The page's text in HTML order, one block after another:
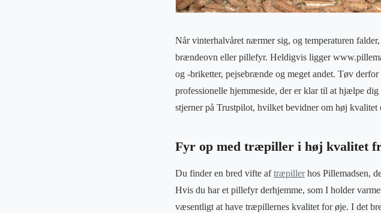
Når vinterhalvåret nærmer sig, og temperaturen
brændeovn eller pillefyr. Heldigvis ligger
og -briketter, pejsebrænde og meget andet. Tøv
professionelle hjemmeside, der er klar til at hjælpe
stjerner på Trustpilot, hvilket bevidner om høj kvalitet
Fyr op med træpiller i høj kvalitet
Du finder en bred vifte aftræpillerhos Pillemadsen,
Hvis du har et pillefyr derhjemme, som I holder
væsentligt at have træpillernes kvalitet for øje. I det